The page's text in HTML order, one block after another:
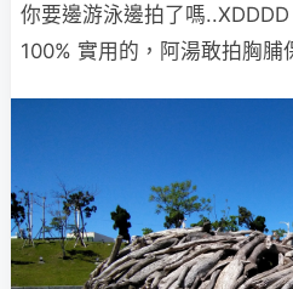
你要邊游泳邊拍了嗎
100% 實用的，阿湯敢拍胸脯